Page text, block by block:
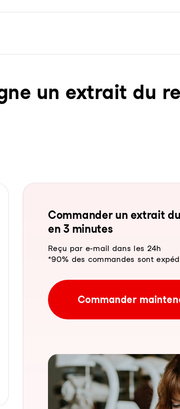
un ex­trait du
Com­man­der un ex­trait
en 3 mi­nu­tes
Reçu par e-mail dans les 24h
*90% des commandes sont
Commander